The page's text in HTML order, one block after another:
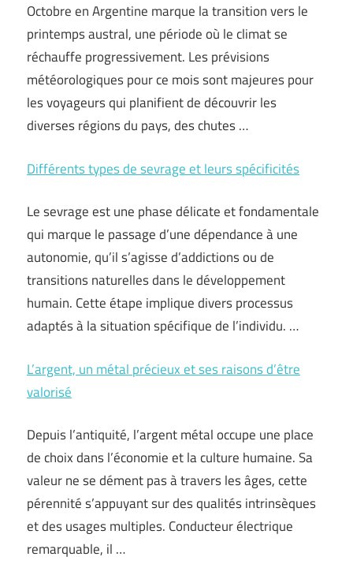
Octobre en Argentine marque la transition vers le
printemps austral, une période où le climat se
réchauffe progressivement. Les prévisions
météorologiques pour ce mois sont majeures pour
les voyageurs qui planifient de découvrir les
diverses régions du pays, des chutes …
Différents types de sevrage et leurs spécificités
Le sevrage est une phase délicate et fondamentale
qui marque le passage d’une dépendance à une
autonomie, qu’il s’agisse d’addictions ou de
transitions naturelles dans le développement
humain. Cette étape implique divers processus
adaptés à la situation spécifique de l’individu. …
L’argent, un métal précieux et ses raisons d’être
valorisé
Depuis l’antiquité, l’argent métal occupe une place
de choix dans l’économie et la culture humaine. Sa
valeur ne se dément pas à travers les âges, cette
pérennité s’appuyant sur des qualités intrinsèques
et des usages multiples. Conducteur électrique
remarquable, il …